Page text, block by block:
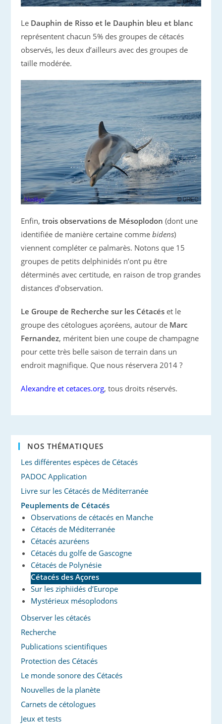
Le Dauphin de Risso et le Dauphin bleu et blanc
représentent chacun 5% des groupes de cétacés
observés, les deux d’ailleurs avec des groupes de
taille modérée.
Enfin,trois observations de Mésoplodon (dont une
identifiée de manière certaine commebidens)
viennent compléter ce palmarès. Notons que 15
groupes de petits delphinidés n’ont pu être
déterminés avec certitude, en raison de trop grandes
distances d’observation.
Le Groupe de Recherche sur les Cétacés et le
groupe des cétologues açoréens, autour de Marc
Fernandez, méritent bien une coupe de champagne
pour cette très belle saison de terrain dans un
endroit magnifique. Que nous réservera 2014 ?
Alexandre et cetaces.org, tous droits réservés.
NOS THÉMATIQUES
Les différentes espèces de Cétacés
PADOC Application
Livre sur les Cétacés de Méditerranée
Peuplements de Cétacés
Observations de cétacés en Manche
Cétacés de Méditerranée
Cétacés azuréens
Cétacés du golfe de Gascogne
Cétacés de Polynésie
Cétacés des Açores
Sur les ziphiidés d’Europe
Mystérieux mésoplodons
Observer les cétacés
Recherche
Publications scientifiques
Protection des Cétacés
Le monde sonore des Cétacés
Nouvelles de la planète
Carnets de cétologues
Jeux et tests